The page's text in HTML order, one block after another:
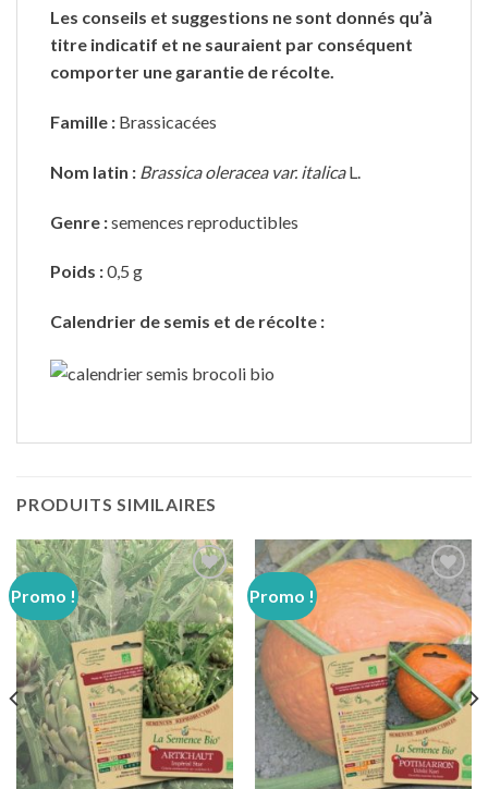
Les conseils et suggestions ne sont donnés qu’à
titre indicatif et ne sauraient par conséquent
comporter une garantie de récolte.
Famille : Brassicacées
Nom latin : Brassica oleracea var. italicaL.
Genre :semences reproductibles
Poids :0,5 g
Calendrier de semis et de récolte :
PRODUITS SIMILAIRES
Promo !
Ajouter
à
wishlist
Promo !
Ajouter
à
wishlist